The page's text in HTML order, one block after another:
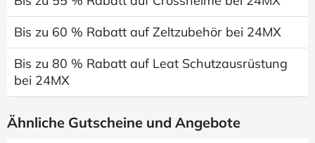
Bis zu 60 % Rabatt auf Zeltzubehör bei 24MX
Bis zu 80 % Rabatt auf Leat Schutzausrüstung
bei 24MX
Ähnliche Gutscheine und Angebote